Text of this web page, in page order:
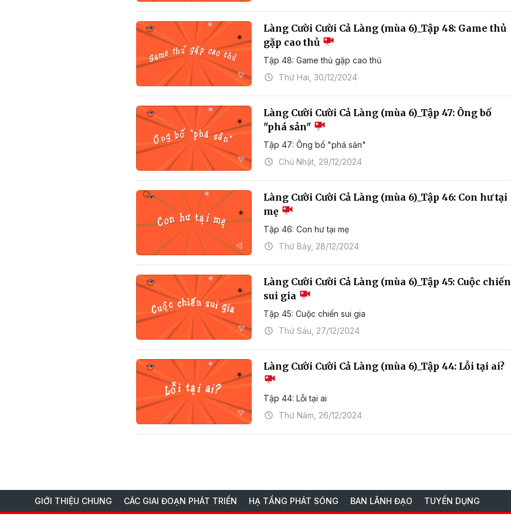
Làng Cười Cười Cả Làng (mùa 6)_Tập 48: Game thủ
gặp cao thủ
Tập 48: Game thủ gặp cao thủ
Thứ Hai, 30/12/2024
Làng Cười Cười Cả Làng (mùa 6)_Tập 47: Ông bố
"phá sản"
Tập 47: Ông bố "phá sản"
Chủ Nhật, 29/12/2024
Làng Cười Cười Cả Làng (mùa 6)_Tập 46: Con hư tại
mẹ
Tập 46: Con hư tại mẹ
Thứ Bảy, 28/12/2024
Làng Cười Cười Cả Làng (mùa 6)_Tập 45: Cuộc chiến
sui gia
Tập 45: Cuộc chiến sui gia
Thứ Sáu, 27/12/2024
Làng Cười Cười Cả Làng (mùa 6)_Tập 44: Lỗi tại ai?
Tập 44: Lỗi tại ai
Thứ Năm, 26/12/2024
GIỚI THIỆU CHUNG CÁC GIAI ĐOẠN PHÁT TRIỂN HẠ TẦNG PHÁT SÓNG BAN LÃNH ĐẠO TUYỂN DỤNG